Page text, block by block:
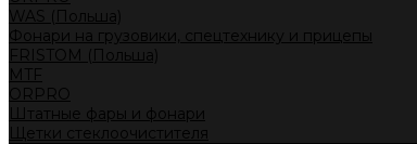
WAS (Польша)
Фонари на грузовики, спецтехнику и прицепы
FRISTOM (Польша)
MTF
ORPRO
Штатные фары и фонари
Щетки стеклоочистителя